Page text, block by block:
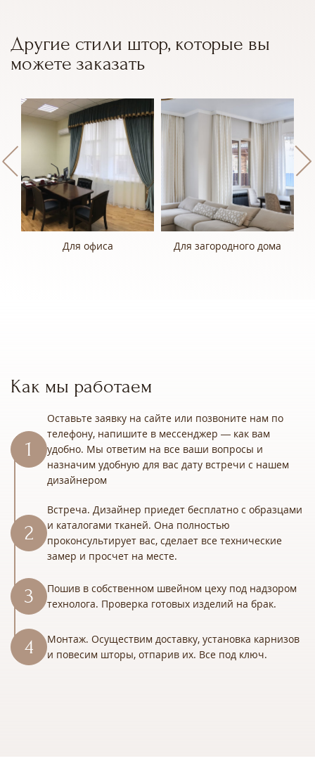
Другие стили штор, которые вы
можете заказать
Для офиса Для загородного дома
Как мы работаем
Оставьте заявку на сайте или позвоните нам по
телефону, напишите в мессенджер — как вам
удобно. Мы ответим на все ваши вопросы и
назначим удобную для вас дату встречи с нашем
дизайнером
Встреча. Дизайнер приедет бесплатно с образцами
и каталогами тканей. Она полностью
проконсультирует вас, сделает все технические
замер и просчет на месте.
Пошив в собственном швейном цеху под надзором
технолога. Проверка готовых изделий на брак.
Монтаж. Осуществим доставку, установка карнизов
и повесим шторы, отпарив их. Все под ключ.